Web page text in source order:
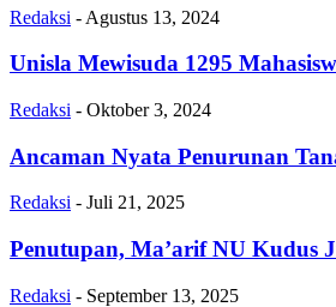
Redaksi - Agustus 13, 2024
Unisla Mewisuda 1295
Redaksi - Oktober 3, 2024
Ancaman Nyata Penurunan
Redaksi - Juli 21, 2025
Penutupan, Ma’arif NU Kudus
Redaksi - September 13, 2025